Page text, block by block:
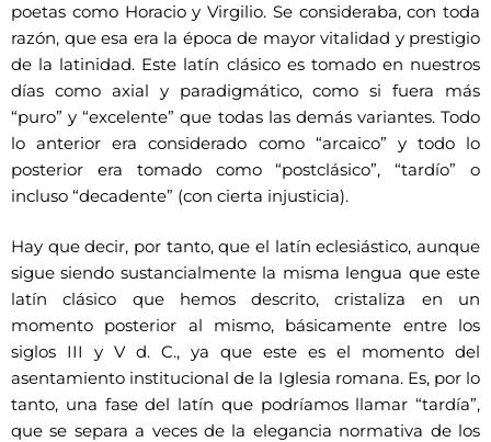
poetas como Horacio y Virgilio. Se consideraba, con toda
razón, que esa era la época de mayor vitalidad y prestigio
de la latinidad. Este latín clásico es tomado en nuestros
días como axial y paradigmático, como si fuera más
“puro” y “excelente” que todas las demás variantes. Todo
lo anterior era considerado como “arcaico” y todo lo
posterior era tomado como “postclásico”, “tardío” o
incluso “decadente” (con cierta injusticia).
Hay que decir, por tanto, que el latín eclesiástico, aunque
sigue siendo sustancialmente la misma lengua que este
latín clásico que hemos descrito, cristaliza en un
momento posterior al mismo, básicamente entre los
siglos III y V d. C., ya que este es el momento del
asentamiento institucional de la Iglesia romana. Es, por lo
tanto, una fase del latín que podríamos llamar “tardía”,
que se separa a veces de la elegancia normativa de los